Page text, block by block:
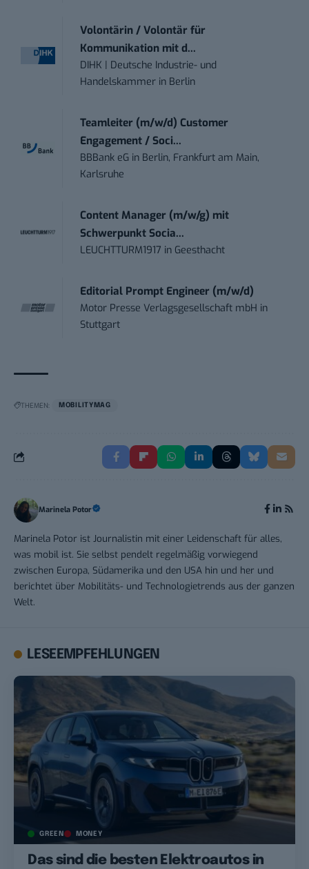
Volontärin / Volontär für
Kommunikation mit d...
DIHK | Deutsche Industrie- und
Handelskammer in Berlin
Teamleiter (m/w/d) Customer
Engagement / Soci...
BBBank eG in Berlin, Frankfurt am Main,
Karlsruhe
Content Manager (m/w/g) mit
Schwerpunkt Socia...
LEUCHTTURM1917 in Geesthacht
Editorial Prompt Engineer (m/w/d)
Motor Presse Verlagsgesellschaft mbH in
Stuttgart
THEMEN: MOBILITYMAG
Marinela Potor
Marinela Potor ist Journalistin mit einer Leidenschaft für alles,
was mobil ist. Sie selbst pendelt regelmäßig vorwiegend
zwischen Europa, Südamerika und den USA hin und her und
berichtet über Mobilitäts- und Technologietrends aus der ganzen
Welt.
LESEEMPFEHLUNGEN
GREEN MONEY
Das sind die besten Elektroautos in